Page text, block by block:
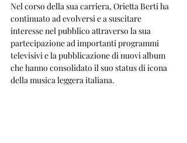
Nel corso della sua carriera, Orietta Berti ha
continuato ad evolversi e a suscitare
interesse nel pubblico attraverso la sua
partecipazione ad importanti programmi
televisivi e la pubblicazione di nuovi album
che hanno consolidato il suo status di icona
della musica leggera italiana.